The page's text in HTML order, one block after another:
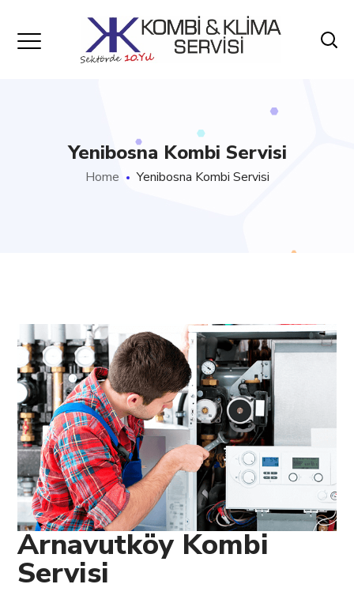
Yenibosna Kombi Servisi
Home Yenibosna Kombi Servisi
Arnavutköy Kombi
Servisi